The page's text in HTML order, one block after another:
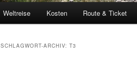
Weltreise Kosten Route & Ticket
SCHLAGWORT-ARCHIV: T3